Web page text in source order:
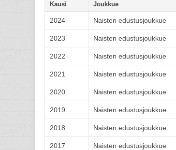
Kausi
Joukkue
2024 Naisten edustusjoukkue
2023 Naisten edustusjoukkue
2022 Naisten edustusjoukkue
2021 Naisten edustusjoukkue
2020 Naisten edustusjoukkue
2019 Naisten edustusjoukkue
2018 Naisten edustusjoukkue
2017 Naisten edustusjoukkue